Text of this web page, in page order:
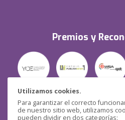
Utilizamos cookies.
Para garantizar el correcto
de nuestro sitio web, utilizamos
pueden dividir en dos categorías:
Premios y